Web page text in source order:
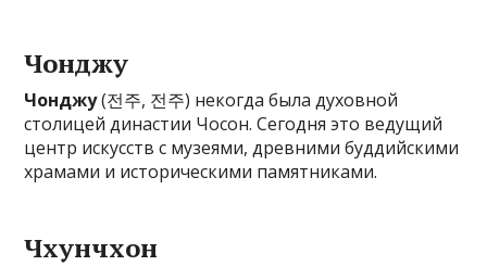
Чонджу
Чонджу(전주, 전주) некогда была духовной
столицей династии Чосон. Сегодня это ведущий
центр искусств с музеями, древними буддийскими
храмами и историческими памятниками.
Чхунчхон